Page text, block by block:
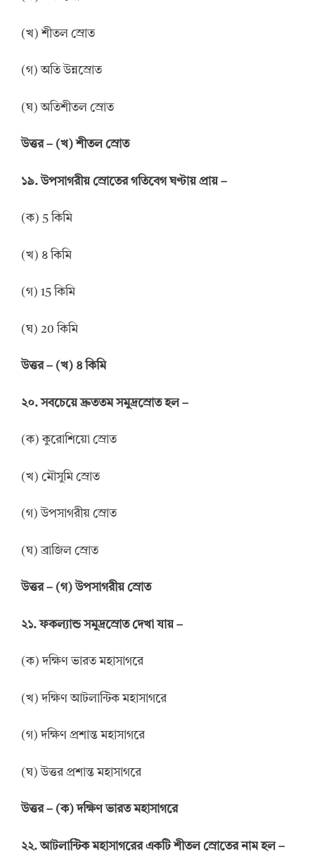
(খ) শীতল স্রোত
(গ) অতি উন্নস্রোত
(ঘ) অতিশীতল স্রোত
উত্তর– (খ) শীতল স্রোত
১৯. উপসাগরীয় স্রোতের গতিবেগ ঘণ্টায় প্রায় –
(ক) 5 কিমি
(খ) ৪ কিমি
(গ) 15 কিমি
(ঘ) 20 কিমি
উত্তর – (খ) ৪ কিমি
২০. সবচেয়ে দ্রুততম সমুদ্রস্রোত হল –
(ক) কুরোশিয়ো স্রোত
(খ) মৌসুমি স্রোত
(গ) উপসাগরীয় স্রোত
(ঘ) ব্রাজিল স্রোত
উত্তর– (গ) উপসাগরীয় স্রোত
২১. ফকল্যান্ড সমুদ্রস্রোত দেখা যায় –
(ক) দক্ষিণ ভারত মহাসাগরে
(খ) দক্ষিণ আটলান্টিক মহাসাগরে
(গ) দক্ষিণ প্রশান্ত মহাসাগরে
(ঘ) উত্তর প্রশান্ত মহাসাগরে
উত্তর– (ক) দক্ষিণ ভারত মহাসাগরে
২২. আটলান্টিক মহাসাগরের একটি শীতল স্রোতের নাম হল –